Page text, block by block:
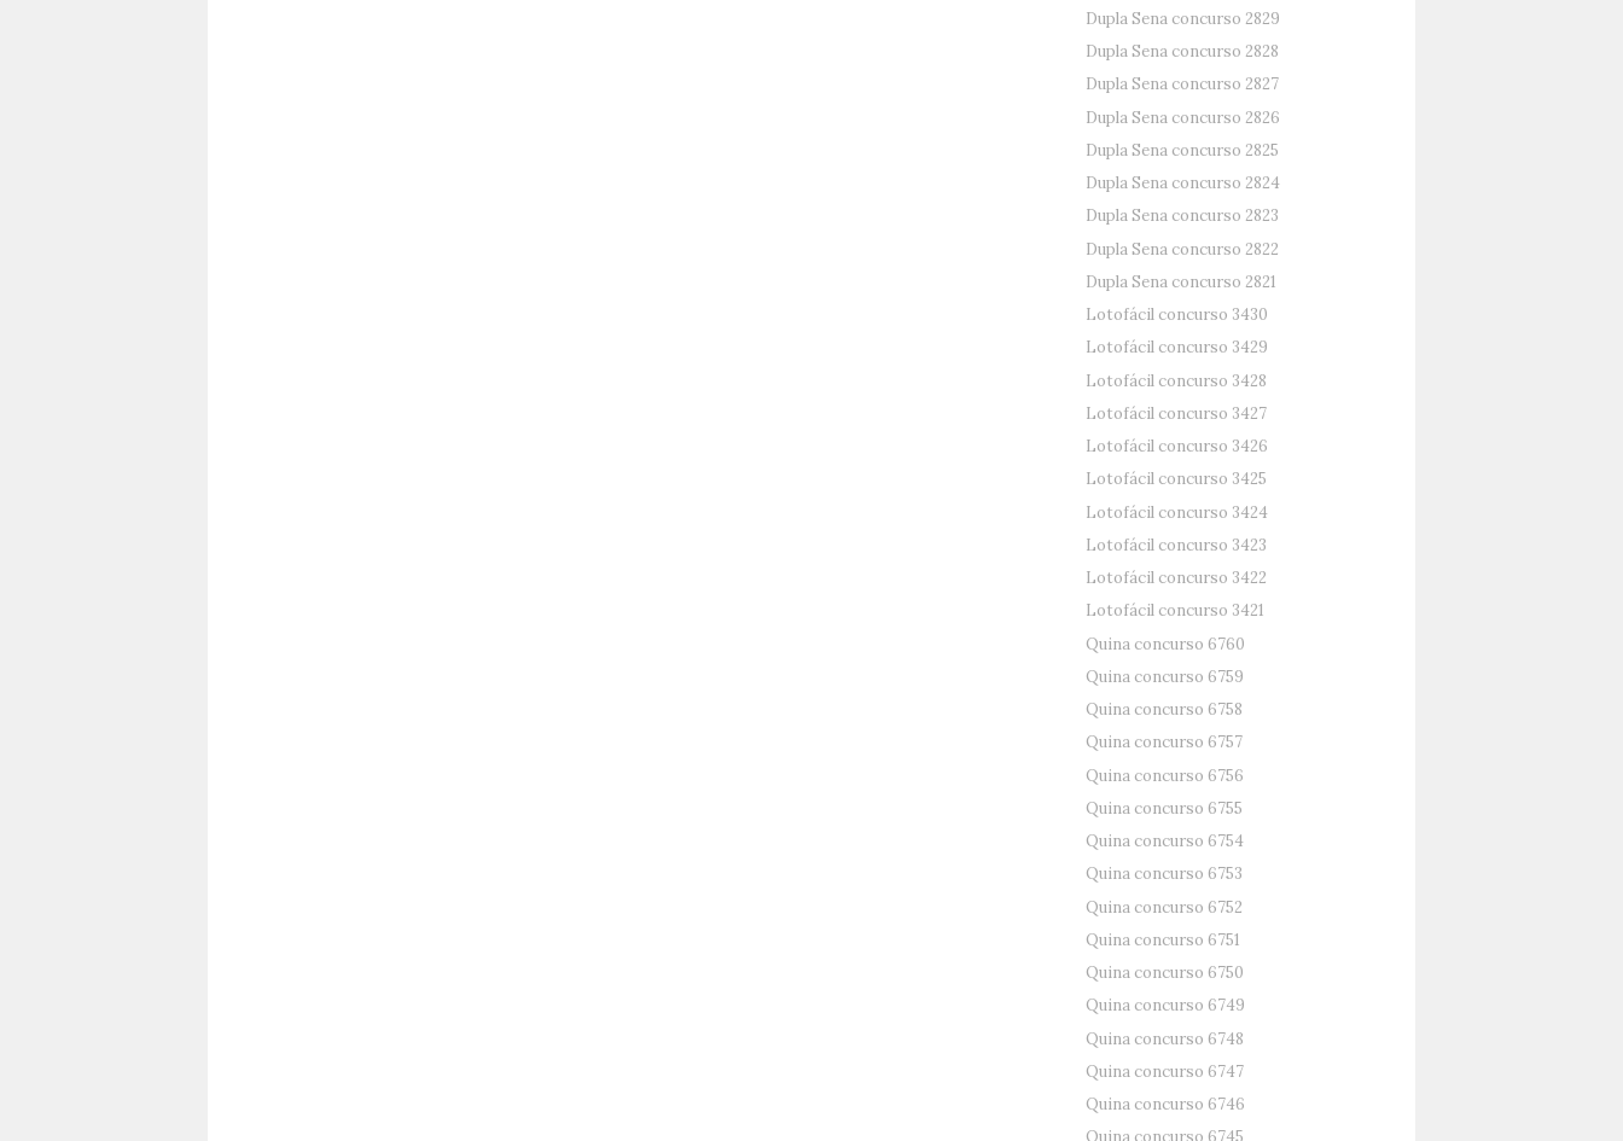
Dupla Sena concurso 2829
Dupla Sena concurso 2828
Dupla Sena concurso 2827
Dupla Sena concurso 2826
Dupla Sena concurso 2825
Dupla Sena concurso 2824
Dupla Sena concurso 2823
Dupla Sena concurso 2822
Dupla Sena concurso 2821
Lotofácil concurso 3430
Lotofácil concurso 3429
Lotofácil concurso 3428
Lotofácil concurso 3427
Lotofácil concurso 3426
Lotofácil concurso 3425
Lotofácil concurso 3424
Lotofácil concurso 3423
Lotofácil concurso 3422
Lotofácil concurso 3421
Quina concurso 6760
Quina concurso 6759
Quina concurso 6758
Quina concurso 6757
Quina concurso 6756
Quina concurso 6755
Quina concurso 6754
Quina concurso 6753
Quina concurso 6752
Quina concurso 6751
Quina concurso 6750
Quina concurso 6749
Quina concurso 6748
Quina concurso 6747
Quina concurso 6746